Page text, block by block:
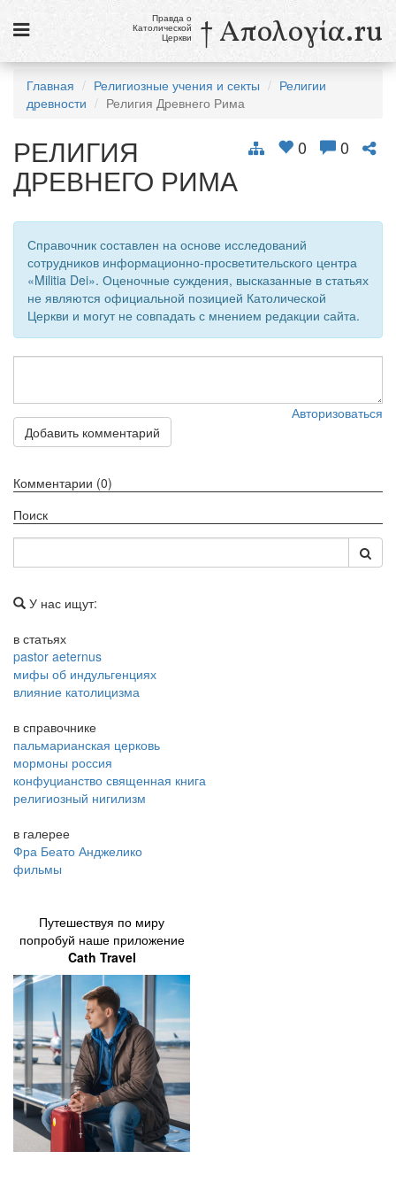
Новости
Католики в России
Галерея
Ссылки
Религиозные учения и секты, справочник
см. календарь
Обратная связь
Отправить сообщение
Правда о
Католической
Церкви † Απολογία.ru
Главная Религиозные учения и секты
Религии
древности
Религия Древнего Рима
0 0
РЕЛИГИЯ
ДРЕВНЕГО РИМА
Справочник составлен на основе исследований
сотрудников информационно-просветительского центра
«Militia Dei». Оценочные суждения, высказанные в статьях
не являются официальной позицией Католической
Церкви и могут не совпадать с мнением редакции сайта.
Авторизоваться
Добавить комментарий
Комментарии (0)
Поиск
У нас ищут:
в статьях
pastor aeternus
мифы об индульгенциях
влияние католицизма
в справочнике
пальмарианская церковь
мормоны россия
конфуцианство священная книга
религиозный нигилизм
в галерее
Фра Беато Анджелико
фильмы
Путешествуя по миру
попробуй наше приложение
Cath Travel